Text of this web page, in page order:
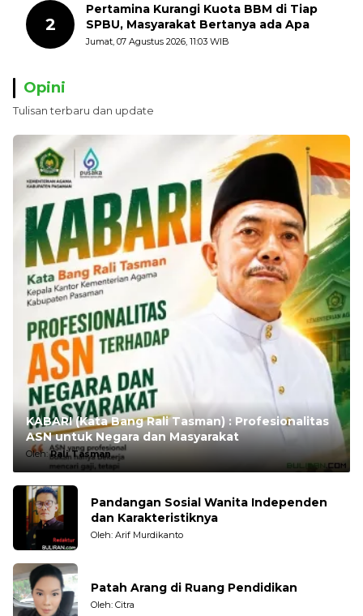
2
Pertamina Kurangi Kuota BBM di Tiap
SPBU, Masyarakat Bertanya ada Apa
Jumat, 07 Agustus 2026, 11:03 WIB
Opini
Tulisan terbaru dan update
KABARI (Kata Bang Rali Tasman) : Profesionalitas
ASN untuk Negara dan Masyarakat
Oleh:Rali Tasman
Pandangan Sosial Wanita Independen
dan Karakteristiknya
Oleh: Arif Murdikanto
Patah Arang di Ruang Pendidikan
Oleh: Citra